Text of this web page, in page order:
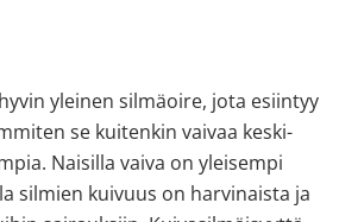
yleinen silmäoire, jota esiintyy
se kuitenkin vaivaa keski-
Naisilla vaiva on yleisempi
silmien kuivuus on harvinaista ja